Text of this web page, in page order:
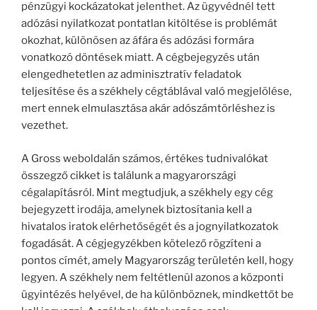
pénzügyi kockázatokat jelenthet. Az ügyvédnél tett
adózási nyilatkozat pontatlan kitöltése is problémát
okozhat, különösen az áfára és adózási formára
vonatkozó döntések miatt. A cégbejegyzés után
elengedhetetlen az adminisztratív feladatok
teljesítése és a székhely cégtáblával való megjelölése,
mert ennek elmulasztása akár adószámtörléshez is
vezethet.
A Gross weboldalán számos, értékes tudnivalókat
összegző cikket is találunk a magyarországi
cégalapításról. Mint megtudjuk, a székhely egy cég
bejegyzett irodája, amelynek biztosítania kell a
hivatalos iratok elérhetőségét és a jognyilatkozatok
fogadását. A cégjegyzékben kötelező rögzíteni a
pontos címét, amely Magyarország területén kell, hogy
legyen. A székhely nem feltétlenül azonos a központi
ügyintézés helyével, de ha különböznek, mindkettőt be